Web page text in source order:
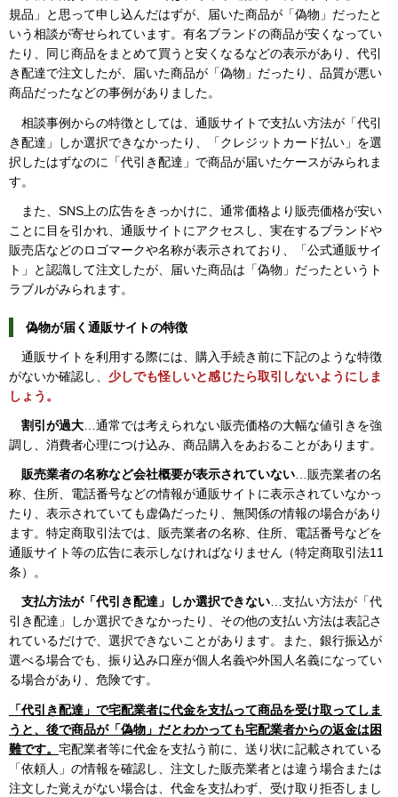
規品」と思って申し込んだはずが、届いた商品が「偽物」だったと
いう相談が寄せられています。有名ブランドの商品が安くなってい
たり、同じ商品をまとめて買うと安くなるなどの表示があり、代引
き配達で注文したが、届いた商品が「偽物」だったり、品質が悪い
商品だったなどの事例がありました。
相談事例からの特徴としては、通販サイトで支払い方法が「代引
き配達」しか選択できなかったり、「クレジットカード払い」を選
択したはずなのに「代引き配達」で商品が届いたケースがみられま
す。
また、SNS上の広告をきっかけに、通常価格より販売価格が安い
ことに目を引かれ、通販サイトにアクセスし、実在するブランドや
販売店などのロゴマークや名称が表示されており、「公式通販サイ
ト」と認識して注文したが、届いた商品は「偽物」だったというト
ラブルがみられます。
偽物が届く通販サイトの特徴
通販サイトを利用する際には、購入手続き前に下記のような特徴
がないか確認し、 少しでも怪しいと感じたら取引しないようにしま
しょう。
割引が過大 …通常では考えられない販売価格の大幅な値引きを強
調し、消費者心理につけ込み、商品購入をあおることがあります。
販売業者の名称など会社概要が表示されていない…販売業者の名
称、住所、電話番号などの情報が通販サイトに表示されていなかっ
たり、表示されていても虚偽だったり、無関係の情報の場合があり
ます。特定商取引法では、販売業者の名称、住所、電話番号などを
通販サイト等の広告に表示しなければなりません（特定商取引法11
条）。
支払方法が「代引き配達」しか選択できない…支払い方法が「代
引き配達」しか選択できなかったり、その他の支払い方法は表記さ
れているだけで、選択できないことがあります。また、銀行振込が
選べる場合でも、振り込み口座が個人名義や外国人名義になってい
る場合があり、危険です。
「代引き配達」で宅配業者に代金を支払って商品を受け取ってしま
うと、後で商品が「偽物」だとわかっても宅配業者からの返金は困
難です。 宅配業者等に代金を支払う前に、送り状に記載されている
「依頼人」の情報を確認し、注文した販売業者とは違う場合または
注文した覚えがない場合は、代金を支払わず、受け取り拒否しまし